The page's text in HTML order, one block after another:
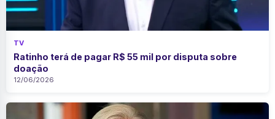
TV
Ratinho terá de pagar R$ 55 mil por disputa sobre
doação
12/06/2026